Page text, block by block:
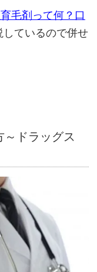
毛剤って何？口
しているので併せ
ドラッグス